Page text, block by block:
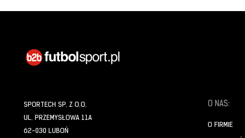
SPORTECH SP. Z O.O.
UL. PRZEMYSŁOWA 11A
62-030 LUBOŃ
O NAS:
O FIRMIE